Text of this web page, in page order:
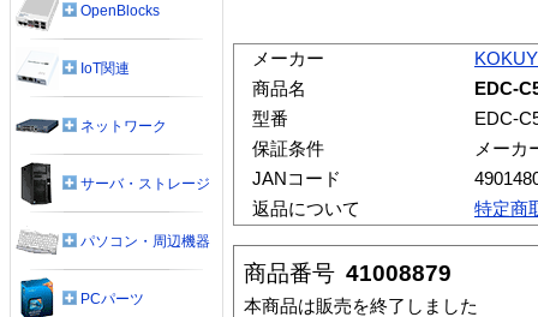
メーカー
商品名
EDC-
型番
EDC-
保証条件
メーカ
JANコード
返品について
特定商
商品番号 41008879
本商品は販売を終了しました
OpenBlocks
IoT関連
ネットワーク
サーバ・ストレージ
パソコン・周辺機器
PCパーツ